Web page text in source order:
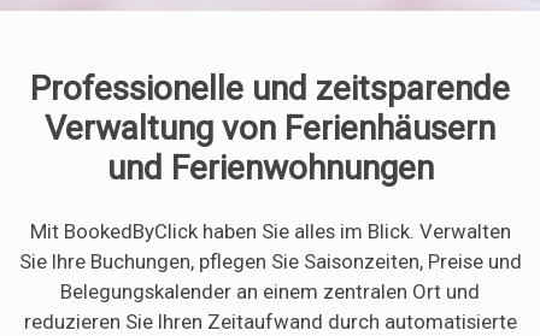
Professionelle und zeitsparende
Verwaltung von Ferienhäusern
und Ferienwohnungen
Mit BookedByClick haben Sie alles im Blick. Verwalten
Sie Ihre Buchungen, pflegen Sie Saisonzeiten, Preise und
Belegungskalender an einem zentralen Ort und
reduzieren Sie Ihren Zeitaufwand durch automatisierte